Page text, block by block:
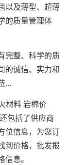
及薄型、超薄
的质量管理体
整、科学的质
的诚信、实力和
...
材料 岩棉价
包括了供应商
位信息，为您订
到价格，批发报
息。